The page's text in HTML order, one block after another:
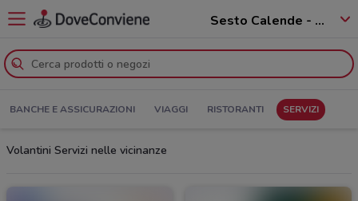
Sesto Calende - 21018
BANCHE E ASSICURAZIONI VIAGGI RISTORANTI SERVIZI
Volantini Servizi nelle vicinanze